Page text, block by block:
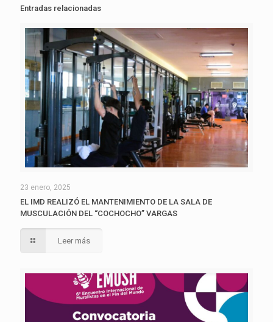
Entradas relacionadas
23 enero, 2025
EL IMD REALIZÓ EL MANTENIMIENTO DE LA SALA DE
MUSCULACIÓN DEL “COCHOCHO” VARGAS
Leer más